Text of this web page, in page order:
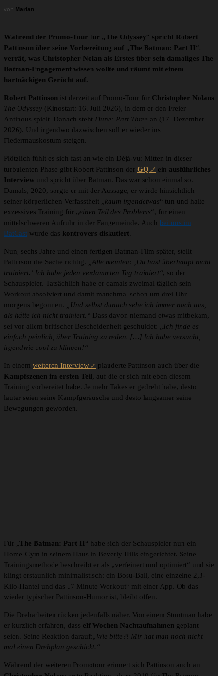
von Marian
Während der Promo-Tour für „The Odyssey“ spricht Robert
Pattinson über seine Vorbereitung auf „The Batman: Part II“,
verrät, was Christopher Nolan als Erstes über sein damaliges The
Batman-Engagement wissen wollte und räumt mit einem
hartnäckigen Gerücht auf.
Robert Pattinson ist derzeit auf Promo-Tour für Christopher Nolans
The Odyssey (Kinostart: 16. Juli 2026), in dem er den Freier
Antinous spielt. Danach steht Dune: Part Three an (17. Dezember
2026). Und irgendwo dazwischen soll er wieder ins
Fledermauskostüm steigen.
Plötzlich fühlt es sich fast an wie ein Déjà-vu: Mitten in dieser
turbulenten Phase gibt Robert Pattinson der GQ ein ausführliches
Interview und spricht über Batman. Das war schon einmal so.
Damals, 2020, sorgte er mit der Aussage, er würde hinsichtlich
seiner körperlichen Verfasstheit „kaum irgendetwas“ tun und halte
exzessives Training für „einen Teil des Problems“, für einen
mittelschweren Aufruhr in der Fangemeinde. Auch bei uns im
BatCast wurde das kontrovers diskutiert.
Nun, sechs Jahre und einen fertigen Batman-Film später, stellt
Pattinson die Sache richtig. „Alle meinten: ‚Du hast überhaupt nicht
trainiert.‘ Ich habe jeden verdammten Tag trainiert“, so der
Schauspieler. Tatsächlich habe er damals zweimal täglich sein
Workout absolviert und damit manchmal schon um drei Uhr
morgens begonnen. „Und selbst danach sehe ich immer noch aus,
als hätte ich nicht trainiert.“ Dass davon niemand etwas mitbekam,
sei vor allem britischer Bescheidenheit geschuldet: „Ich finde es
einfach peinlich, über Training zu reden. […] Ich habe versucht,
irgendwie cool zu klingen!“
In einem weiteren Interview
plauderte Pattinson auch über die
Kampfszenen im ersten Teil, auf die er sich mit eben diesem
Training vorbereitet habe. Je mehr Takes er gedreht habe, desto
lauter seien seine Kampfgeräusche und desto langsamer seine
Bewegungen geworden.
Für „The Batman: Part II“ habe sich der Schauspieler nun ein
Home-Gym in seinem Haus in Beverly Hills eingerichtet. Seine
Trainingsmethode beschreibt er als „verfeinert und optimiert“ und sie
klingt erstaunlich minimalistisch: ein Bosu-Ball, eine einzelne 2,3-
Kilo-Hantel und das „7 Minute Workout“ mit einer App. Ob das
wieder typischer Pattinson-Humor ist, bleibt offen.
Die Dreharbeiten rücken jedenfalls näher. Von einem Stuntman habe
er kürzlich erfahren, dass elf Wochen Nachtaufnahmen geplant
seien. Seine Reaktion darauf:„Wie bitte?! Mir hat man noch nicht
mal einen Drehplan geschickt.“
Während der weiteren Promotour erinnert sich Pattinson auch an